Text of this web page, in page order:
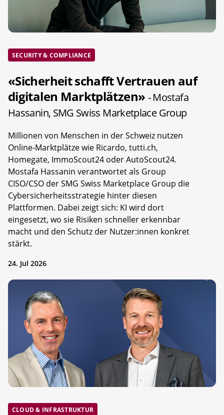
SECURITY & COMPLIANCE
«Sicherheit schafft Vertrauen auf
digitalen Marktplätzen» - Mostafa
Hassanin, SMG Swiss Marketplace Group
Millionen von Menschen in der Schweiz nutzen
Online-Marktplätze wie Ricardo, tutti.ch,
Homegate, ImmoScout24 oder AutoScout24.
Mostafa Hassanin verantwortet als Group
CISO/CSO der SMG Swiss Marketplace Group die
Cybersicherheitsstrategie hinter diesen
Plattformen. Dabei zeigt sich: KI wird dort
eingesetzt, wo sie Risiken schneller erkennbar
macht und den Schutz der Nutzer:innen konkret
stärkt.
24. Jul 2026
CLOUD & INFRASTRUKTUR